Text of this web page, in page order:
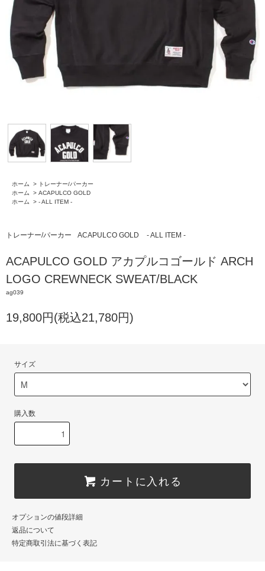
ホーム > トレーナー/パーカー
ホーム
> ACAPULCO GOLD
ホーム
> - ALL ITEM -
トレーナー/パーカー ACAPULCO GOLD - ALL ITEM -
ACAPULCO GOLD アカプルコゴールド ARCH
LOGO CREWNECK SWEAT/BLACK
ag039
19,800円(税込21,780円)
サイズ
購入数
カートに入れる
オプションの値段詳細
返品について
特定商取引法に基づく表記